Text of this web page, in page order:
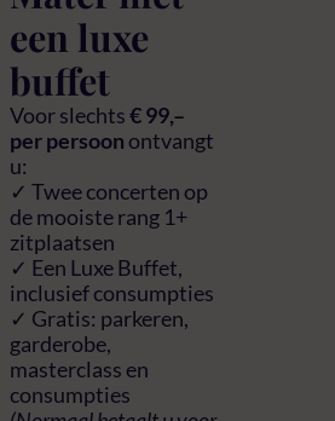
een luxe
buffet
Voor slechts€ 99,–
per persoon ontvangt
u:
✓ Twee concerten op
de mooiste rang 1+
zitplaatsen
✓ Een Luxe Buffet,
inclusief consumpties
✓ Gratis: parkeren,
garderobe,
masterclass en
consumpties